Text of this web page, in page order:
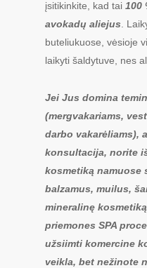
įsitikinkite, kad tai 100
avokadų aliejus .
buteliukuose, vėsioje
laikyti šaldytuve, nes
Jei Jus domina
(mergvakariams,
darbo vakarėliams),
konsultacija, norite
kosmetiką namuose
balzamus, muilus,
mineralinę
priemones SPA
užsiimti komercine
veikla, bet nežinote